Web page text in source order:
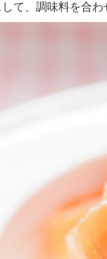
て、調味料を合わ